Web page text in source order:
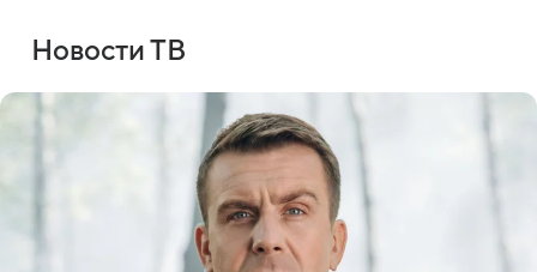
Новости ТВ